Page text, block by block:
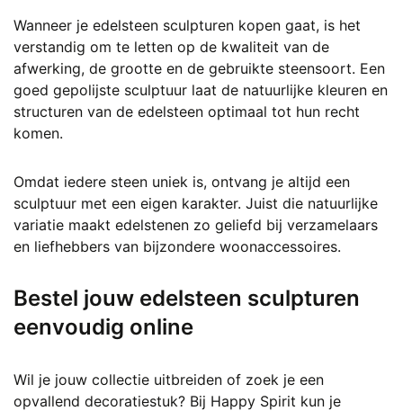
Wanneer je edelsteen sculpturen kopen gaat, is het
verstandig om te letten op de kwaliteit van de
afwerking, de grootte en de gebruikte steensoort. Een
goed gepolijste sculptuur laat de natuurlijke kleuren en
structuren van de edelsteen optimaal tot hun recht
komen.
Omdat iedere steen uniek is, ontvang je altijd een
sculptuur met een eigen karakter. Juist die natuurlijke
variatie maakt edelstenen zo geliefd bij verzamelaars
en liefhebbers van bijzondere woonaccessoires.
Bestel jouw edelsteen sculpturen
eenvoudig online
Wil je jouw collectie uitbreiden of zoek je een
opvallend decoratiestuk? Bij Happy Spirit kun je